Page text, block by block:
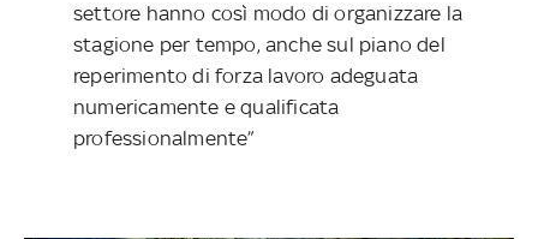
settore hanno così modo di organizzare la
stagione per tempo, anche sul piano del
reperimento di forza lavoro adeguata
numericamente e qualificata
professionalmente”